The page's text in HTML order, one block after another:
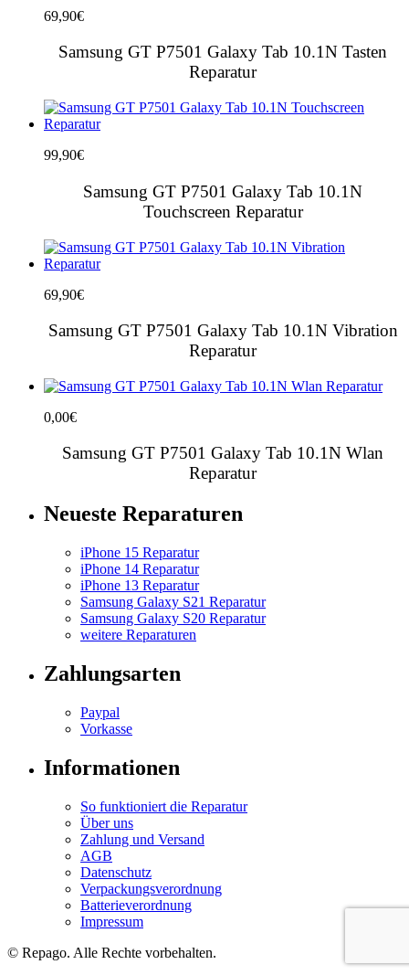
69,90€
Samsung GT P7501 Galaxy Tab 10.1N Tasten
Reparatur
99,90€
Samsung GT P7501 Galaxy Tab 10.1N
Touchscreen Reparatur
69,90€
Samsung GT P7501 Galaxy Tab 10.1N Vibration
Reparatur
0,00€
Samsung GT P7501 Galaxy Tab 10.1N Wlan
Reparatur
Neueste Reparaturen
iPhone 15 Reparatur
iPhone 14 Reparatur
iPhone 13 Reparatur
Samsung Galaxy S21 Reparatur
Samsung Galaxy S20 Reparatur
weitere Reparaturen
Zahlungsarten
Paypal
Vorkasse
Informationen
So funktioniert die Reparatur
Über uns
Zahlung und Versand
AGB
Datenschutz
Verpackungsverordnung
Batterieverordnung
Impressum
© Repago. Alle Rechte vorbehalten.